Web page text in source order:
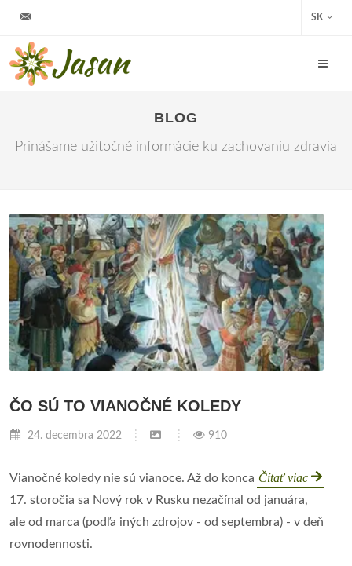
SK
BLOG
Prinášame užitočné informácie ku zachovaniu zdravia
ČO SÚ TO VIANOČNÉ KOLEDY
24. decembra 2022 910
Čítať viac
Vianočné koledy nie sú vianoce. Až do konca
17. storočia sa Nový rok v Rusku nezačínal od januára,
ale od marca (podľa iných zdrojov - od septembra) - v deň
rovnodennosti.